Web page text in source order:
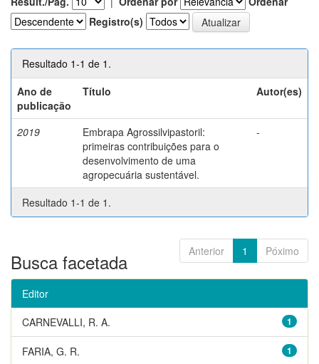
Registro(s)
Resultado 1-1 de 1.
Ano de
publicação
Título Autor(es)
2019
Embrapa Agrossilvipastoril:
primeiras contribuições para o
desenvolvimento de uma
agropecuária sustentável.
-
Resultado 1-1 de 1.
Anterior 1 Póximo
Busca facetada
Editor
1
CARNEVALLI, R. A.
1
FARIA, G. R.